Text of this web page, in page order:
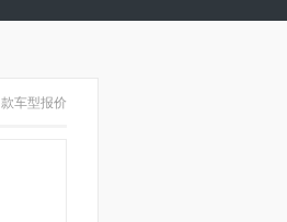
款车型报价